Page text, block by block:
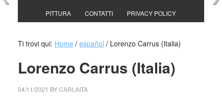
PITTURA CONTATTI PRIVACY POLICY
Ti trovi qui: Home / español /Lorenzo Carrus (Italia)
Lorenzo Carrus (Italia)
04/11/2021 BYCARLAITA